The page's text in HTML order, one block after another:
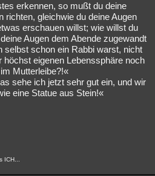
erkennen, so mußt du deine
richten, gleichwie du deine Augen
erschauen willst; wie willst du
Augen dem Abende zugewandt
selbst schon ein Rabbi warst, nicht
höchst eigenen Lebenssphäre noch
Mutterleibe?!«
sehe ich jetzt sehr gut ein, und wir
eine Statue aus Stein!«
ICH...